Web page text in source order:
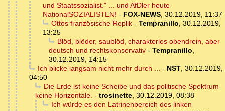
und Staatssozialist." ... und AfDler heute
NationalSOZIALISTEN! - FOX-NEWS 30.12.2019, 11:37
Ottos französische Replik- Tempranillo 30.12.2019,
13:25
Blöd, blöder, saublöd, charakterlos obendrein, aber
deutsch und rechtskonservativ - Tempranillo
30.12.2019, 14:15
Ich blicke langsam nicht mehr durch ...
- NST, 30.12.2019,
04:50
Die Erde ist keine Scheibe und das politische Spektrum
keine Horizontale. - trosinette 30.12.2019, 08:38
Ich würde es den Latrinenbereich des linken